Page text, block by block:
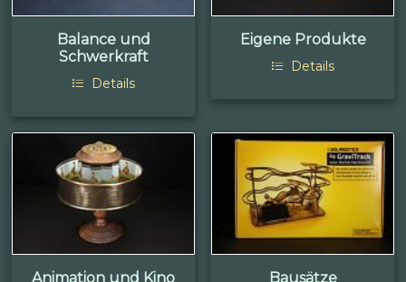
Balance und
Schwerkraft
Details
Eigene Produkte
Details
Animation und Kino Bausätze